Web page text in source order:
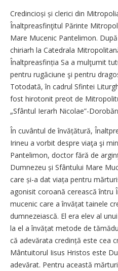
Credincioși și clerici din
Înaltpreasfinţitul Părinte
Mare Mucenic Pantelimon.
chiriarh la Catedrala
Înaltpreasfinția Sa a mulţumit
pentru rugăciune şi pentru
Totodată, în cadrul Sfintei
fost hirotonit preot de
„Sfântul Ierarh Nicolae”-
În cuvântul de învățătură,
Irineu a vorbit de­spre viaţa şi
Pantelimon, doctor fără de
Dumnezeu și Sfântului Mare
care și-a dat viața pentru
agonisit coroană cerească întru
mucenic care a învățat tainele
dumnezeiască. El era elev al
la el a învățat metode de
că adevărata credință este cea
Mântuitorul Iisus Hristos este
adevărat. Pentru această